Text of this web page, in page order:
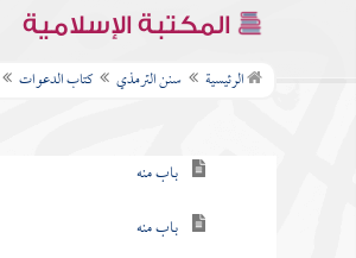
المكتبة الإسلامية
الرئيسية سنن الترمذي كتاب الدعوات
كتاب تفسير القرآن
كتاب الدعوات
باب منه
باب منه